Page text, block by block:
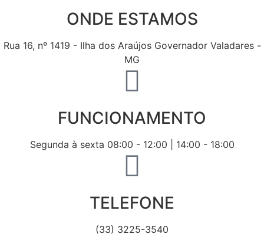
ONDE ESTAMOS
Rua 16, nº 1419 - Ilha dos Araújos Governador Valadares -
MG
FUNCIONAMENTO
Segunda à sexta 08:00 - 12:00 | 14:00 - 18:00
TELEFONE
(33) 3225-3540